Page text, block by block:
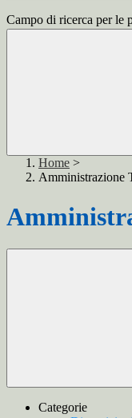
Campo di ricerca per le
Home >
Amministrazione
Categorie